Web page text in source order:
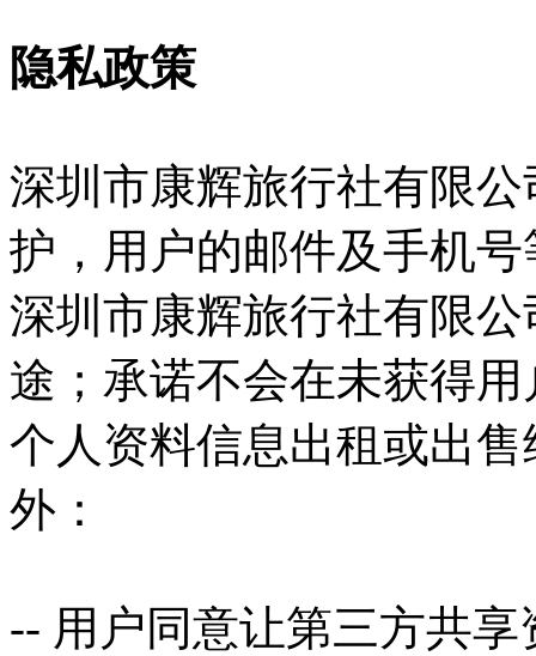
隐私政策
深圳市康辉旅行社有限
护，用户的邮件及手机
深圳市康辉旅行社有限
途；承诺不会在未获得
个人资料信息出租或出
外：
-- 用户同意让第三方共享